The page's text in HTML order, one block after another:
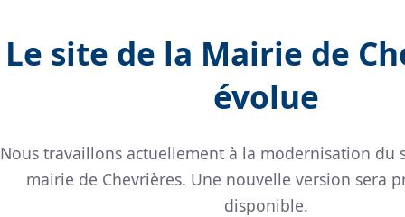
Le site de la Mairie de
évolue
Nous travaillons actuellement à la modernisation du
mairie de Chevrières. Une nouvelle version sera
disponible.